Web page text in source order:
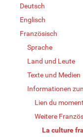
Deutsch
Englisch
Französisch
Sprache
Land und Leute
Texte und Medien
Informationen
Lien du moment
Weitere
La culture